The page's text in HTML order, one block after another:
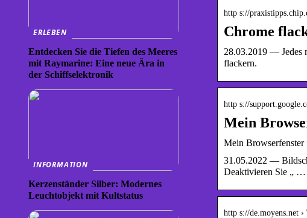
http s://
Chrome
28.03.2019 — Jedes
flackern.
http s://
Mein
Mein
31.05.2022 —
Deaktivieren Sie „ …
http s://de.moyens.net ›
ERLEBEN
Entdecken Sie die Tiefen des Meeres
mit Raymarine: Eine neue Ära in
der Schiffselektronik
INFORMATION
Kerzenständer Silber: Modernes
Leuchtobjekt mit Kultstatus